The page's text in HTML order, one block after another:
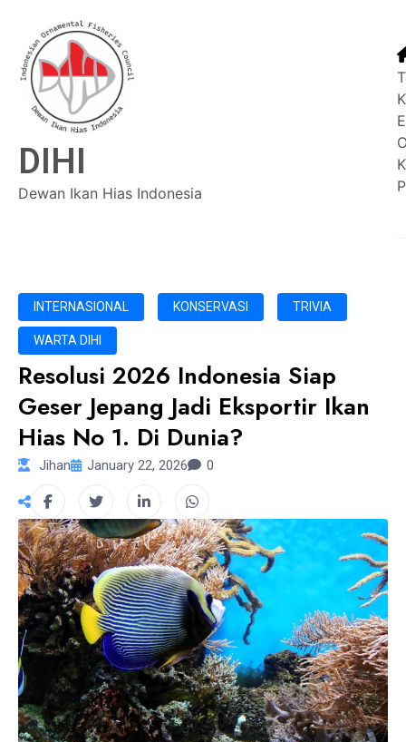
DIHI
Dewan Ikan Hias Indonesia
INTERNASIONAL KONSERVASI TRIVIA
WARTA DIHI
Resolusi 2026 Indonesia Siap
Geser Jepang Jadi Eksportir Ikan
Hias No 1. Di Dunia?
Jihan January 22, 2026 0